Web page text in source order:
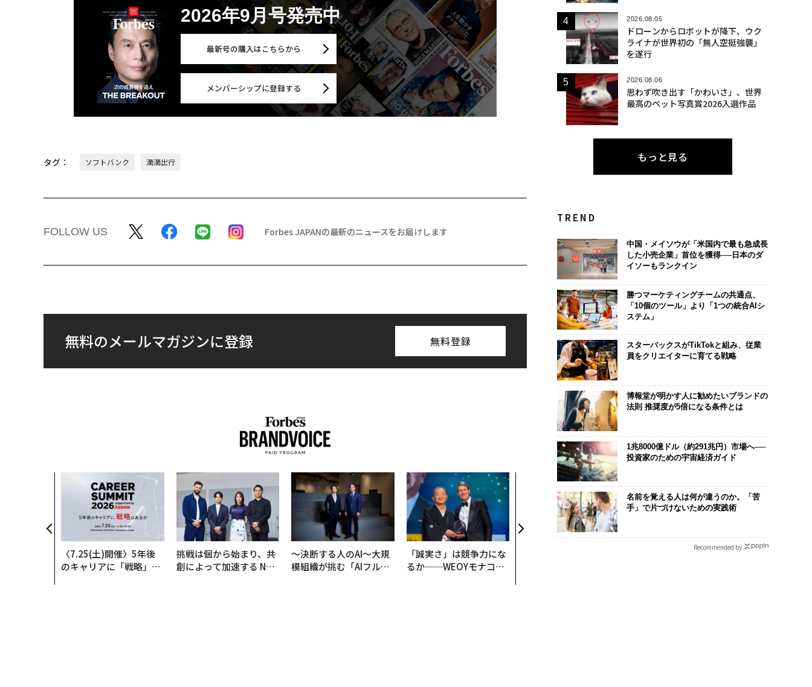
2026年9月号発売中
最新号の購入はこちらから
メンバーシップに登録する
タグ： ソフトバンク 滴滴出行
FOLLOW US Forbes JAPANの最新のニュースをお届けします
無料のメールマガジンに登録 無料登録
〈7.25(土)開催〉5年後
のキャリアに「戦略」は
挑戦は個から始まり、共
創によって加速する NOR
〜決断する人のAI〜大規
模組織が挑む「AIフル実
「誠実さ」は競争力にな
るか──WEOYモナコで
AIが変えるのは効率では
なく顧客体験だ──Hub
Spot Japanが語る「Gr
ow Better」な組織のつ
目先の転職ではなく「10
年後の価値」をつくる─
─アサインの長期伴走型
内製化こそ、
ィングの本
2026.08.05
ドローンからロボットが降下、ウク
ライナが世界初の「無人空挺強襲」
を遂行
2026.08.06
思わず吹き出す「かわいさ」、世界
最高のペット写真賞2026入選作品
もっと見る
TREND
中国・メイソウが「米国内で最も急成長
した小売企業」首位を獲得──日本のダ
イソーもランクイン
勝つマーケティングチームの共通点、
「10個のツール」より「1つの統合AIシ
ステム」
スターバックスがTikTokと組み、従業
員をクリエイターに育てる戦略
博報堂が明かす人に勧めたいブランドの
法則 推奨度が5倍になる条件とは
1兆8000億ドル（約291兆円）市場へ──
投資家のための宇宙経済ガイド
名前を覚える人は何が違うのか。「苦
手」で片づけないための実践術
Recommended by